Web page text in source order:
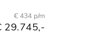
€ 434 p/m
29.745,-